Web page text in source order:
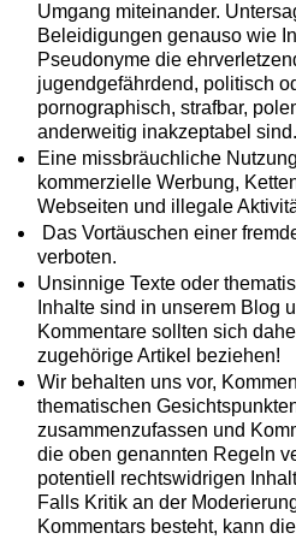
Umgang miteinander.
Beleidigungen genauso wie
Pseudonyme die
jugendgefährdend, politisch
pornographisch, strafbar,
anderweitig inakzeptabel sind.
Eine missbräuchliche
kommerzielle Werbung,
Webseiten und illegale
Das Vortäuschen einer
verboten.
Unsinnige Texte oder
Inhalte sind in unserem Blog
Kommentare sollten sich
zugehörige Artikel beziehen!
Wir behalten uns vor,
thematischen
zusammenzufassen und
die oben genannten Regeln
potentiell rechtswidrigen
Falls Kritik an der
Kommentars besteht, kann